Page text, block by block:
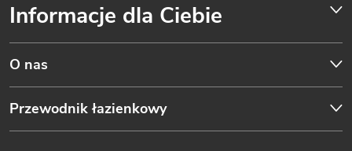
Informacje dla Ciebie
O nas
Przewodnik łazienkowy